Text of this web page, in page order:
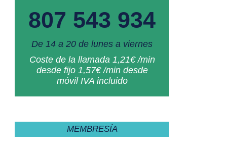
807 543 934
De 14 a 20 de lunes a viernes
Coste de la llamada 1,21€ /min
desde fijo 1,57€ /min desde
móvil IVA incluido
MEMBRESÍA